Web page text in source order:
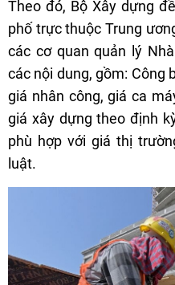
Theo đó, Bộ Xây dựng
phố trực thuộc Trung
các cơ quan quản lý
các nội dung, gồm: Công
giá nhân công, giá ca
giá xây dựng theo định
phù hợp với giá thị
luật.